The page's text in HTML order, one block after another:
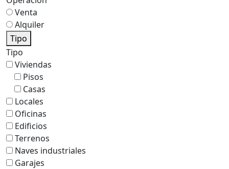
Venta
Alquiler
Tipo
Tipo
Viviendas
Pisos
Casas
Locales
Oficinas
Edificios
Terrenos
Naves industriales
Garajes